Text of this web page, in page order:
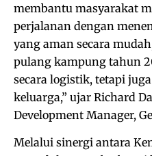
membantu masyarakat
perjalanan dengan
yang aman secara
pulang kampung tahun
secara logistik, tetapi
keluarga,” ujar Richard
Development Manager,
Melalui sinergi antara